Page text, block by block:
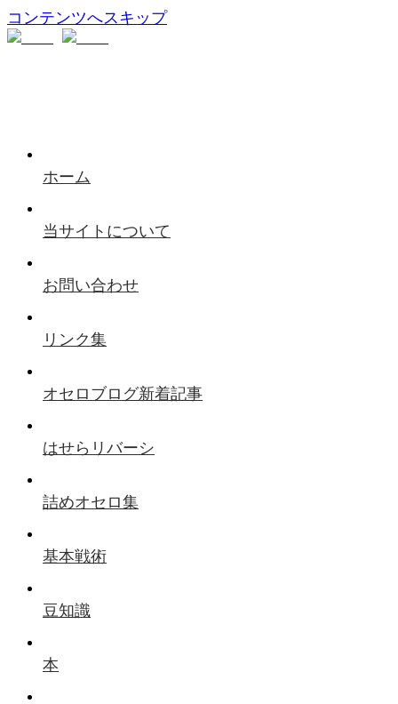
コンテンツへスキップ
ホーム
当サイトについて
お問い合わせ
リンク集
オセロブログ新着記事
はせらリバーシ
詰めオセロ集
基本戦術
豆知識
本